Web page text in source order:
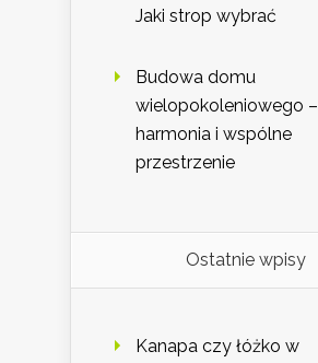
Jaki strop wybrać
Budowa domu
wielopokoleniowego –
harmonia i wspólne
przestrzenie
Ostatnie wpisy
Kanapa czy łóżko w